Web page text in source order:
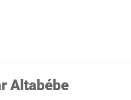
Altabébe